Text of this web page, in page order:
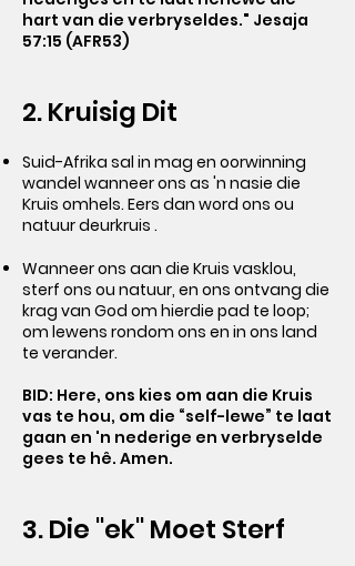
hart van die verbryseldes." Jesaja
57:15 (AFR53)
2. Kruisig Dit
Suid-Afrika sal in mag en oorwinning
wandel wanneer ons as 'n nasie die
Kruis omhels. Eers dan word ons ou
natuur deurkruis .
Wanneer ons aan die Kruis vasklou,
sterf ons ou natuur, en ons ontvang die
krag van God om hierdie pad te loop;
om lewens rondom ons en in ons land
te verander.
BID: Here, ons kies om aan die Kruis
vas te hou, om die “self-lewe” te laat
gaan en 'n nederige en verbryselde
gees te hê. Amen.
3. Die "ek" Moet Sterf